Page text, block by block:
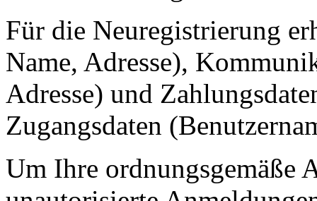
Für die Neuregistrierung
Name, Adresse),
Adresse) und
Zugangsdaten
Um Ihre ordnungsgemäße